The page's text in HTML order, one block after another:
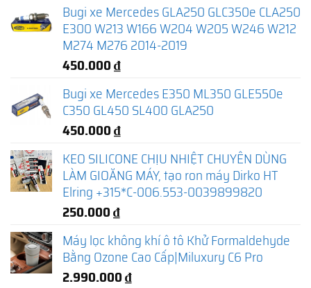
Bugi xe Mercedes GLA250 GLC350e CLA250
E300 W213 W166 W204 W205 W246 W212
M274 M276 2014-2019
450.000₫
Bugi xe Mercedes E350 ML350 GLE550e
C350 GL450 SL400 GLA250
450.000₫
KEO SILICONE CHỊU NHIỆT CHUYÊN DÙNG
LÀM GIOĂNG MÁY, tạo ron máy Dirko HT
Elring +315*C-006.553-0039899820
250.000₫
Máy lọc không khí ô tô Khử Formaldehyde
Bằng Ozone Cao Cấp|Miluxury C6 Pro
2.990.000₫